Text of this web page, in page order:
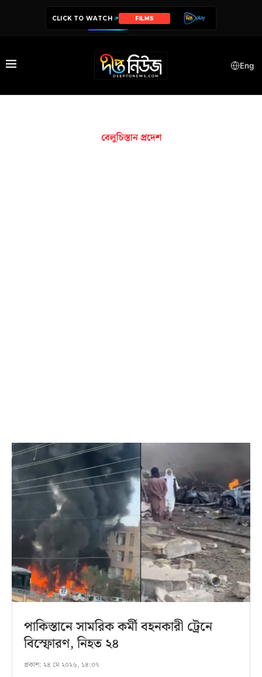
CLICK TO WATCH FILMS
Eng
বেলুচিস্তান প্রদেশ
পাকিস্তানে সামরিক কর্মী বহনকারী ট্রেনে
বিস্ফোরণ, নিহত ২৪
প্রকাশ: ২৪ মে ২০২৬, ১৪:০৭